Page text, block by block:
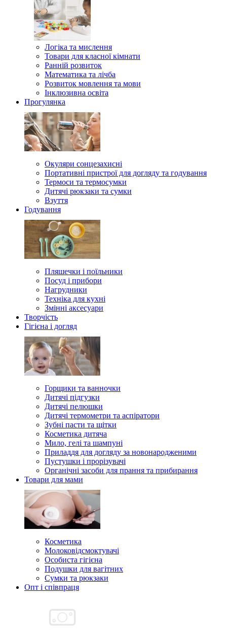
Логіка та мислення
Товари для класної кімнати
Ранній розвиток
Математика та лічба
Розвиток мовлення та мови
Інклюзивна освіта
Прогулянка
Окуляри сонцезахисні
Портативні пристрої для догляду та годування
Термоси та термосумки
Дитячі рюкзаки та сумки
Взуття
Годування
Пляшечки і поїльники
Посуд і прибори
Нагрудники
Техніка для кухні
Змінні аксесуари
Творчість
Гігієна і догляд
Горщики та ванночки
Дитячі підгузки
Дитячі пелюшки
Дитячі термометри та аспіратори
Зубні пасти та щітки
Косметика дитяча
Мило, гелі та шампуні
Приладдя для догляду за новонародженими
Пустушки і прорізувачі
Органічні засоби для прання та прибирання
Товари для мами
Косметика
Молоковідсмоктувачі
Особиста гігієна
Подушки для вагітних
Сумки та рюкзаки
Опт і співпраця